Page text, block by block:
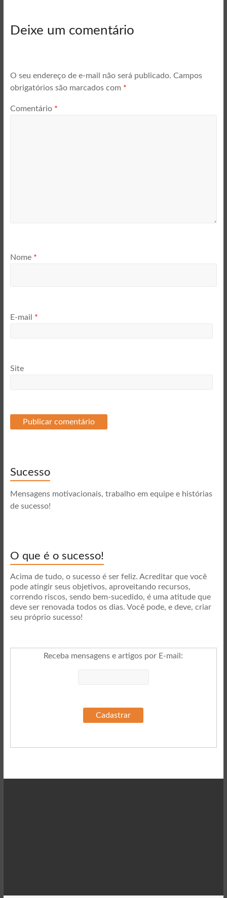
Deixe um comentário
O seu endereço de e-mail não será publicado. Campos
obrigatórios são marcados com *
Comentário *
Nome *
E-mail *
Site
Sucesso
Mensagens motivacionais, trabalho em equipe e histórias
de sucesso!
O que é o sucesso!
Acima de tudo, o sucesso é ser feliz. Acreditar que você
pode atingir seus objetivos, aproveitando recursos,
correndo riscos, sendo bem-sucedido, é uma atitude que
deve ser renovada todos os dias. Você pode, e deve, criar
seu próprio sucesso!
Receba mensagens e artigos por E-mail :